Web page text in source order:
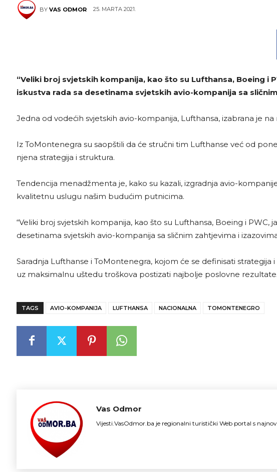
BY VAS ODMOR 25. MARTA 2021.
“Veliki broj svjetskih kompanija, kao što su Lufthansa, Boeing i
iskustva rada sa desetinama svjetskih avio-kompanija sa
Jedna od vodećih svjetskih avio-kompanija, Lufthansa, izabrana je
Iz ToMontenegra su saopštili da će stručni tim Lufthanse već od
njena strategija i struktura.
Tendencija menadžmenta je, kako su kazali, izgradnja avio-
kvalitetnu uslugu našim budućim putnicima.
“Veliki broj svjetskih kompanija, kao što su Lufthansa, Boeing i
desetinama svjetskih avio-kompanija sa sličnim zahtjevima i
Saradnja Lufthanse i ToMontenegra, kojom će se definisati
uz maksimalnu uštedu troškova postizati najbolje poslovne rezultate.
TAGS AVIO-KOMPANIJA LUFTHANSA NACIONALNA TOMONTENEGRO
Vas Odmor
Vijesti.VasOdmor.ba je regionalni turistički Web portal s